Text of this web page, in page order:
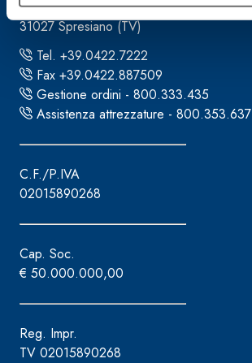
via Lazzaris, 3
31027 Spresiano (TV)
Tel. +39.0422.7222
Fax +39.0422.887509
Gestione ordini - 800.333.435
Assistenza attrezzature - 800.353.637
C.F./P.IVA
02015890268
Cap. Soc.
€ 50.000.000,00
Reg. Impr.
TV 02015890268